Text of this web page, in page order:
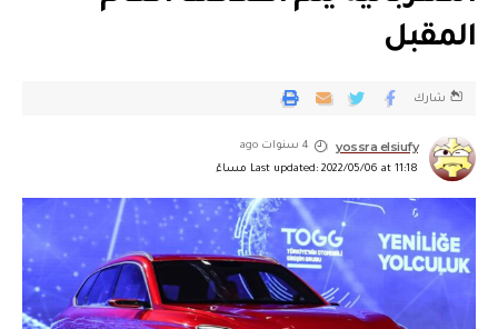
المقبل
Last updated: 2022/05/06 at 11:18 مساءً
yossra elsiufy 4 سنوات ago
شارك